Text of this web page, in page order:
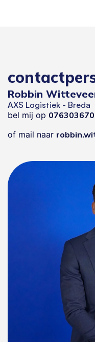
Robbin
AXS Logistiek - Breda
bel mij op
of mail naar